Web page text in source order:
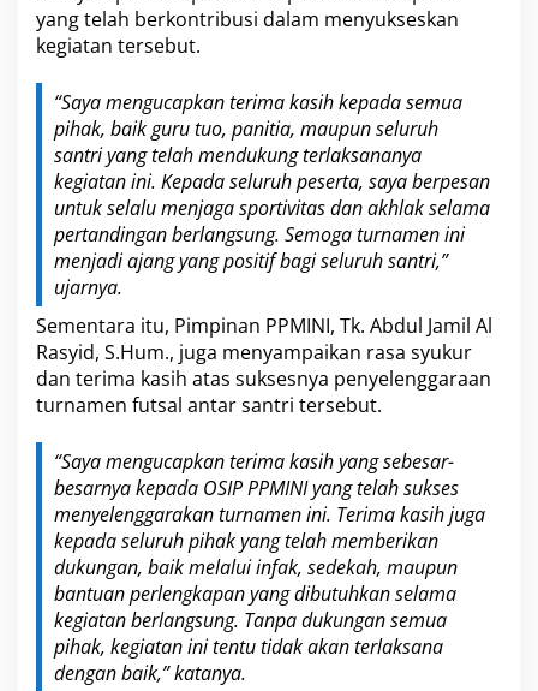
a
n
t
r
i
yang telah berkontribusi dalam menyukseskan
kegiatan tersebut.
“Saya mengucapkan terima kasih kepada semua
pihak, baik guru tuo, panitia, maupun seluruh
santri yang telah mendukung terlaksananya
kegiatan ini. Kepada seluruh peserta, saya berpesan
untuk selalu menjaga sportivitas dan akhlak selama
pertandingan berlangsung. Semoga turnamen ini
menjadi ajang yang positif bagi seluruh santri,”
ujarnya.
Sementara itu, Pimpinan PPMINI, Tk. Abdul Jamil Al
Rasyid, S.Hum., juga menyampaikan rasa syukur
dan terima kasih atas suksesnya penyelenggaraan
turnamen futsal antar santri tersebut.
“Saya mengucapkan terima kasih yang sebesar-
besarnya kepada OSIP PPMINI yang telah sukses
menyelenggarakan turnamen ini. Terima kasih juga
kepada seluruh pihak yang telah memberikan
dukungan, baik melalui infak, sedekah, maupun
bantuan perlengkapan yang dibutuhkan selama
kegiatan berlangsung. Tanpa dukungan semua
pihak, kegiatan ini tentu tidak akan terlaksana
dengan baik,” katanya.